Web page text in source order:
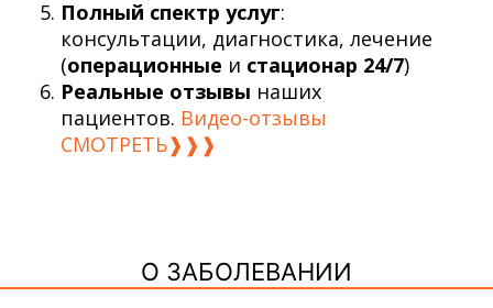
Полный спектр услуг:
консультации, диагностика, лечение
(операционные и стационар 24/7)
Реальные отзывы наших
пациентов. Видео-отзывы
СМОТРЕТЬ❱❱❱
О ЗАБОЛЕВАНИИ